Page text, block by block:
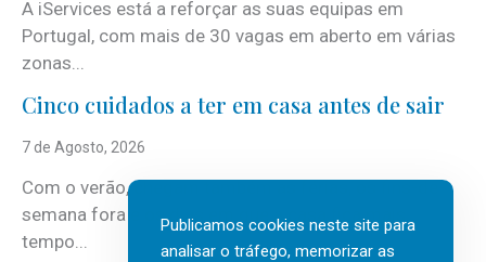
A iServices está a reforçar as suas equipas em
Portugal, com mais de 30 vagas em aberto em várias
zonas...
Cinco cuidados a ter em casa antes de sair
7 de Agosto, 2026
Com o verão, chegam também as férias, os fins-de-
semana fora e os dias em que a casa fica mais
tempo...
Publicamos cookies neste site para
analisar o tráfego, memorizar as